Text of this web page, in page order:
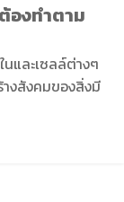
องทำตาม
นและเซลล์ต่างๆ
างสังคมของสิ่งมี